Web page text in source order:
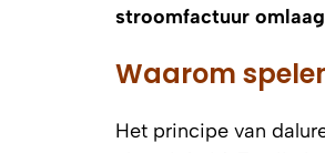
stroomfactuur
Waarom
Het principe van